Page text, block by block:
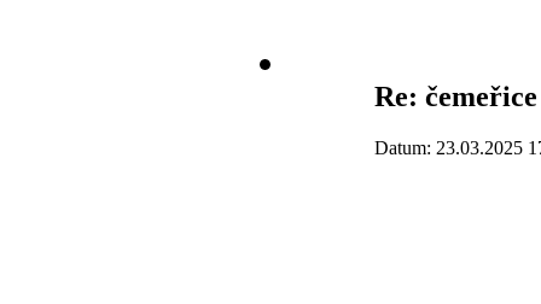
Re:
Datum: 23.03.2025